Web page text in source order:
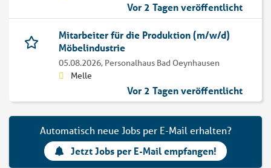
Vor 2 Tagen veröffentlicht
Mitarbeiter für die Produktion (m/w/d)
Möbelindustrie
05.08.2026, Personalhaus Bad Oeynhausen
Melle
Vor 2 Tagen veröffentlicht
Automatisch neue Jobs per E-Mail erhalten?
Jetzt Jobs per E-Mail empfangen!